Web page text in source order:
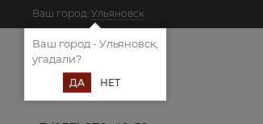
Ваш город: Ульяновск
Ваш город - Ульяновск,
угадали?
ДА НЕТ